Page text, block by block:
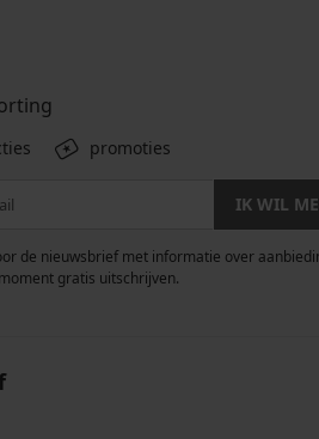
promoties
IK WIL
de nieuwsbrief met informatie over
gratis uitschrijven.